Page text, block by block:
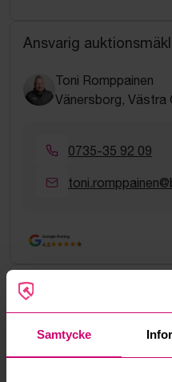
Samtycke
Ansvarig
Toni Romppainen
Vänersborg, Västra
0735-35 92 09
Google Rating
4.5
Vanliga frågor och svar
Hur fungerar manuella
Vad innebär